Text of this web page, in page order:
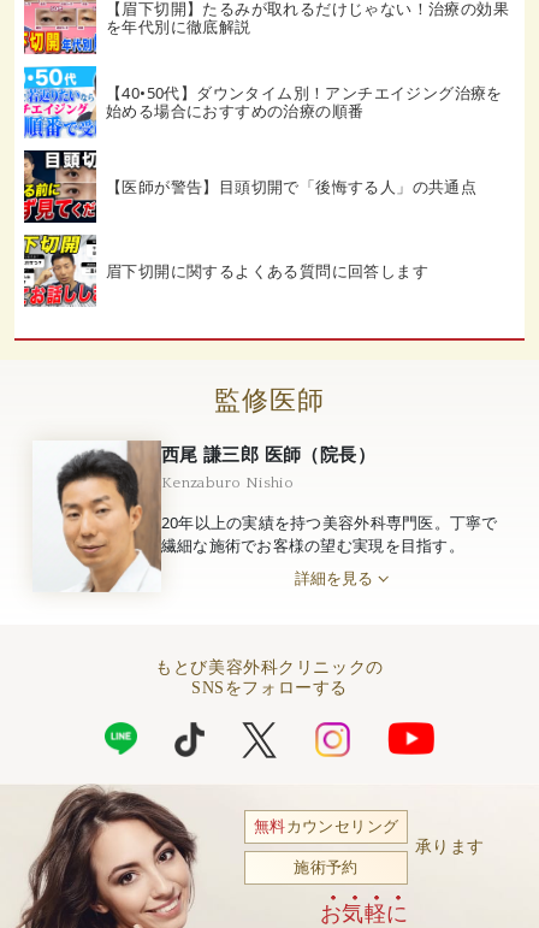
【眉下切開】たるみが取れるだけじゃない！治療の効果
を年代別に徹底解説
【40•50代】ダウンタイム別！アンチエイジング治療を
始める場合におすすめの治療の順番
【医師が警告】目頭切開で「後悔する人」の共通点
眉下切開に関するよくある質問に回答します
監修医師
西尾 謙三郎 医師（院長）
Kenzaburo Nishio
20年以上の実績を持つ美容外科専門医。丁寧で
繊細な施術でお客様の望む実現を目指す。
詳細を見る
もとび美容外科クリニックの
SNSをフォローする
無料カウンセリング
施術予約
承ります
お気軽に